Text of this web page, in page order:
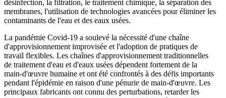
désinfection, la filtration, le traitement chimique, la séparation des
membranes, l'utilisation de technologies avancées pour éliminer les
contaminants de l'eau et des eaux usées.
La pandémie Covid-19 a soulevé la nécessité d'une chaîne
d'approvisionnement improvisée et l'adoption de pratiques de
travail flexibles. Les chaînes d'approvisionnement traditionnelles
de traitement d'eau et d'eaux usées dépendent fortement de la
main-d'œuvre humaine et ont été confrontés à des défis importants
pendant l'épidémie en raison d'une pénurie de main-d'œuvre. Les
principaux fabricants ont connu des perturbations, retarder les